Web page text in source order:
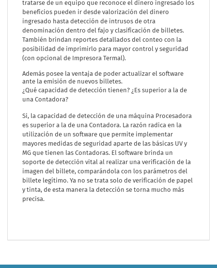
tratarse de un equipo que reconoce el dinero ingresado los
beneficios pueden ir desde valorización del dinero
ingresado hasta detección de intrusos de otra
denominación dentro del fajo y clasificación de billetes.
También brindan reportes detallados del conteo con la
posibilidad de imprimirlo para mayor control y seguridad
(con opcional de Impresora Termal).
Además posee la ventaja de poder actualizar el software
ante la emisión de nuevos billetes.
¿Qué capacidad de detección tienen? ¿Es superior a la de
una Contadora?
Si, la capacidad de detección de una máquina Procesadora
es superior a la de una Contadora. La razón radica en la
utilización de un software que permite implementar
mayores medidas de seguridad aparte de las básicas UV y
MG que tienen las Contadoras. El software brinda un
soporte de detección vital al realizar una verificación de la
imagen del billete, comparándola con los parámetros del
billete legítimo. Ya no se trata solo de verificación de papel
y tinta, de esta manera la detección se torna mucho más
precisa.